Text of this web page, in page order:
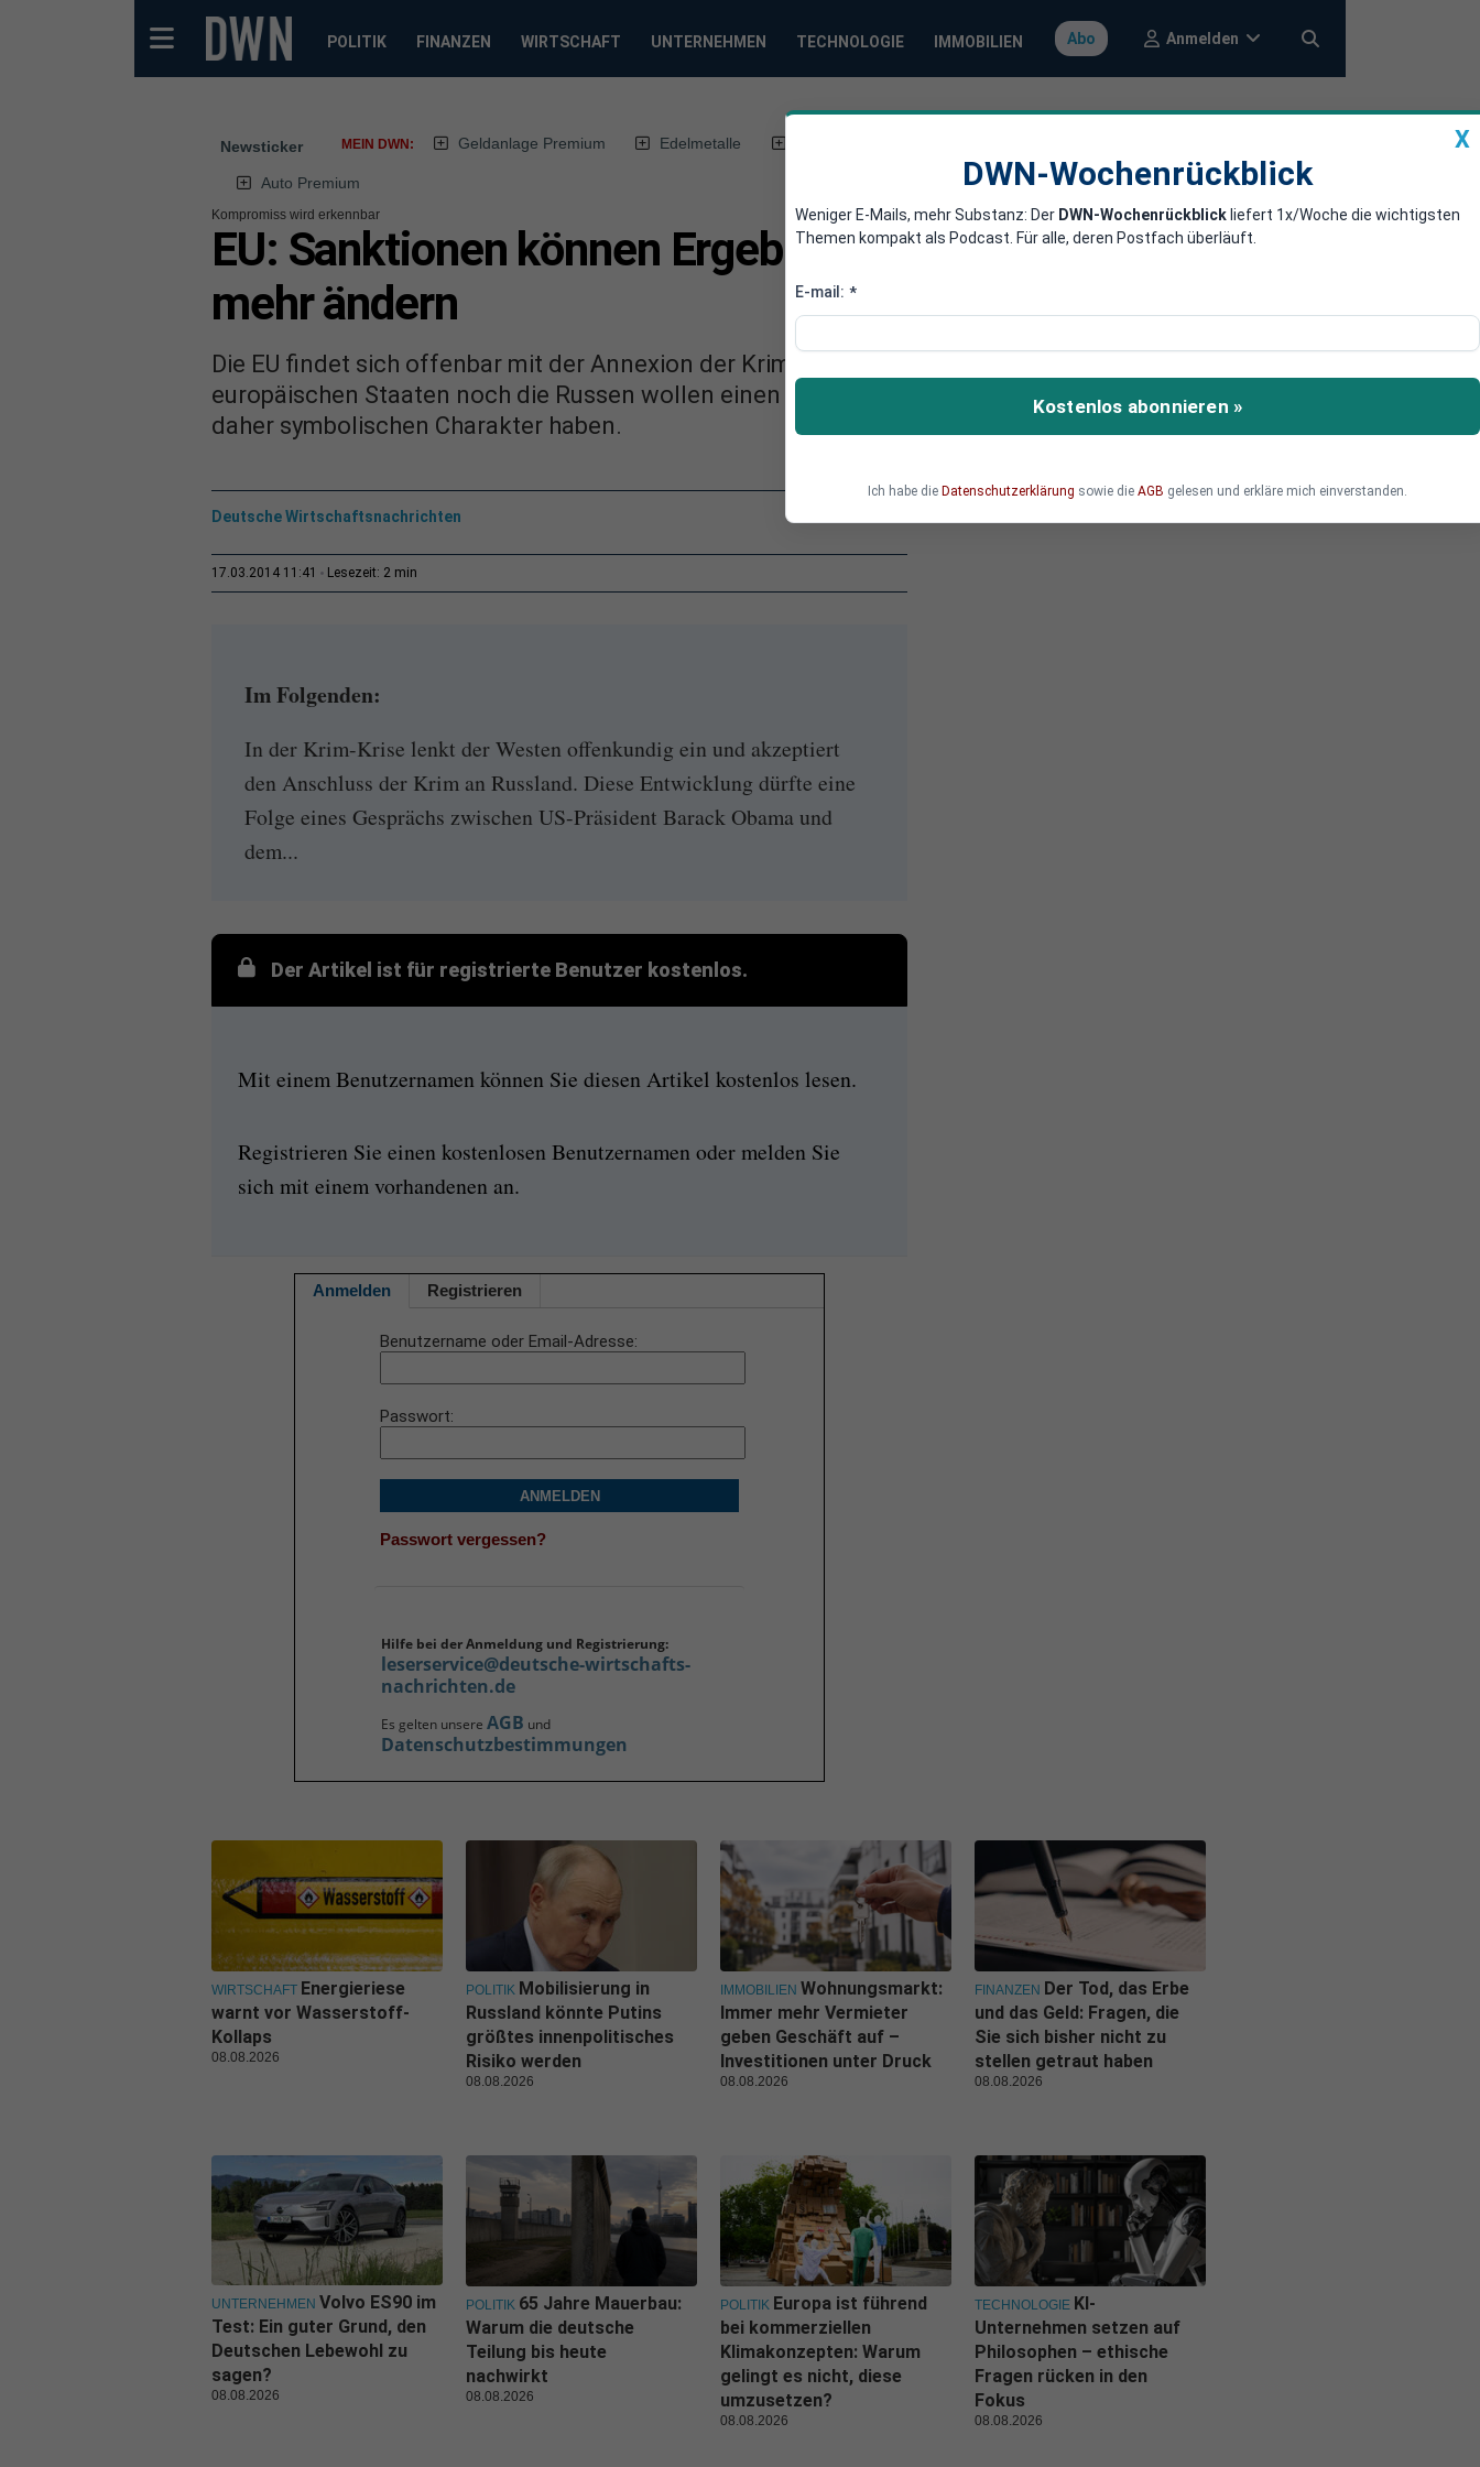
POLITIK FINANZEN WIRTSCHAFT UNTERNEHMEN TECHNOLOGIE IMMOBILIEN Abo Anmelden
Newsticker MEIN DWN: Geldanlage Premium Edelmetalle
Auto Premium
Kompromiss wird erkennbar
EU: Sanktionen können Ergebnis vom Sonntag nicht
mehr ändern
Die EU findet sich offenbar mit der Annexion der Krim durch Russland ab. Weder die
europäischen Staaten noch die Russen wollen einen Wirtschaftskrieg. Die Sanktionen werden
daher symbolischen Charakter haben.
Deutsche Wirtschaftsnachrichten
17.03.2014 11:41 Lesezeit: 2 min
Im Folgenden:
In der Krim-Krise lenkt der Westen offenkundig ein und akzeptiert
den Anschluss der Krim an Russland. Diese Entwicklung dürfte eine
Folge eines Gesprächs zwischen US-Präsident Barack Obama und
dem...
Der Artikel ist für registrierte Benutzer kostenlos.
Mit einem Benutzernamen können Sie diesen Artikel kostenlos lesen.
Registrieren Sie einen kostenlosen Benutzernamen oder melden Sie
sich mit einem vorhandenen an.
Anmelden Registrieren
Benutzername oder Email-Adresse
Passwort
ANMELDEN
Passwort vergessen?
Hilfe bei der Anmeldung und Registrierung:
leserservice@deutsche-wirtschafts-
nachrichten.de
Es gelten unsere AGB und
Datenschutzbestimmungen
X
DWN-Wochenrückblick
Weniger E-Mails, mehr Substanz: Der DWN-Wochenrückblick liefert 1x/Woche die wichtigsten
Themen kompakt als Podcast. Für alle, deren Postfach überläuft.
E-mail: *
Kostenlos abonnieren »
Ich habe die Datenschutzerklärung sowie die AGB gelesen und erkläre mich einverstanden.
WIRTSCHAFT Energieriese
warnt vor Wasserstoff-
Kollaps
08.08.2026
POLITIK Mobilisierung in
Russland könnte Putins
größtes innenpolitisches
Risiko werden
08.08.2026
IMMOBILIEN Wohnungsmarkt:
Immer mehr Vermieter
geben Geschäft auf –
Investitionen unter Druck
08.08.2026
FINANZEN Der Tod, das Erbe
und das Geld: Fragen, die
Sie sich bisher nicht zu
stellen getraut haben
08.08.2026
UNTERNEHMEN Volvo ES90 im
Test: Ein guter Grund, den
Deutschen Lebewohl zu
sagen?
08.08.2026
POLITIK 65 Jahre Mauerbau:
Warum die deutsche
Teilung bis heute
nachwirkt
08.08.2026
POLITIK Europa ist führend
bei kommerziellen
Klimakonzepten: Warum
gelingt es nicht, diese
umzusetzen?
08.08.2026
TECHNOLOGIE KI-
Unternehmen setzen auf
Philosophen – ethische
Fragen rücken in den
Fokus
08.08.2026